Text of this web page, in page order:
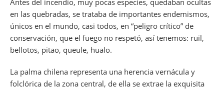
en las quebradas, se trataba de importantes endemismos,
únicos en el mundo, casi todos, en “peligro crítico” de
conservación, que el fuego no respetó, así tenemos: ruil,
bellotos, pitao, queule, hualo.
La palma chilena representa una herencia vernácula y
folclórica de la zona central, de ella se extrae la exquisita